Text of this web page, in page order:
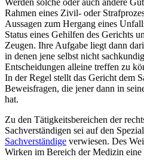
Rahmen eines Zivil- oder
Aussagen zum Hergang eines
Status eines Gehilfen des Gerichts
Zeugen. Ihre Aufgabe liegt dann
in denen jene selbst nicht
Entscheidungen alleine treffen zu
In der Regel stellt das Gericht dem
Beweisfragen, die jener dann in
hat.
Zu den Tätigkeitsbereichen der
Sachverständigen sei auf den
Sachverständige verwiesen. Des
Wirken im Bereich der Medizin